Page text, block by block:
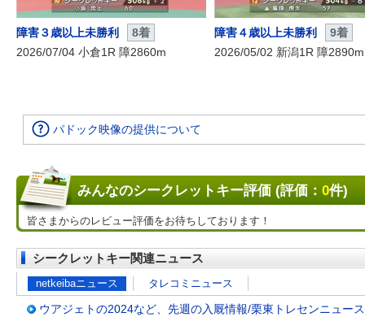
障害３歳以上未勝利
8着
2026/07/04 小倉1R 障2860m
障害４歳以上未勝利
9着
2026/05/02 新潟1R 障2890m
パドック映像の提供について
みんなのシークレットキー評価 (評価： 0件)
皆さまからのレビュー評価をお待ちしております！
シークレットキー関連ニュース
netkeibaニュース タレコミニュース
ウアジェトの2024など、先週の入厩情報/栗東トレセンニュース